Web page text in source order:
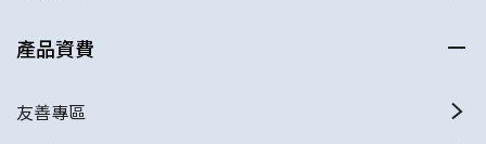
產品資費
友善專區